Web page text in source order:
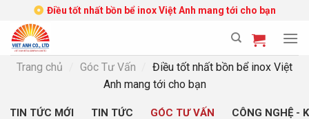
content
Điều tốt nhất bồn bể inox Việt Anh mang tới cho bạn
Trang chủ Góc Tư Vấn
Điều tốt nhất bồn bể inox Việt
Anh mang tới cho bạn
TIN TỨC MỚI TIN TỨC GÓC TƯ VẤN CÔNG NGHỆ -